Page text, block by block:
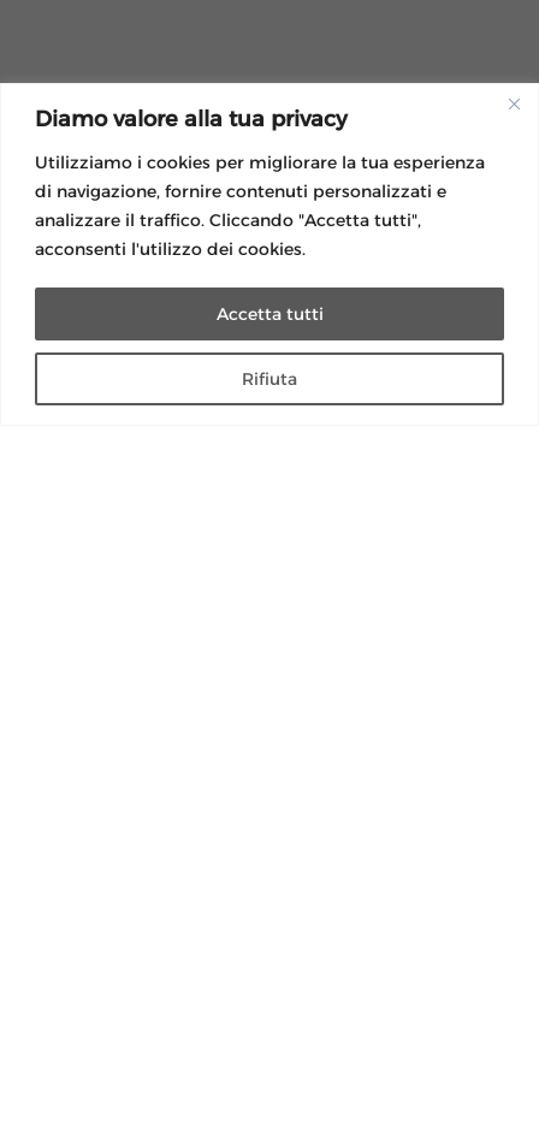
Diamo valore alla tua privacy
Utilizziamo i cookies per migliorare la tua esperienza
di navigazione, fornire contenuti personalizzati e
analizzare il traffico. Cliccando "Accetta tutti",
acconsenti l'utilizzo dei cookies.
Rifiuta
Accetta tutti
LEGAL
Privacy Policy
Normative luce e gas
Guida lettura bolletta
Modulo reclami importi anomali